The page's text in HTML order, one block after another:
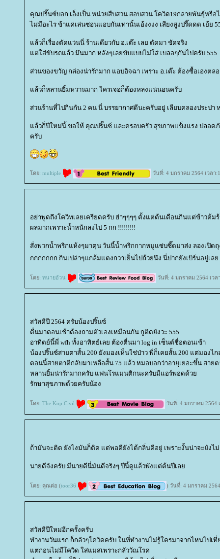
คุณปริ๊นซ์บอก เอ็งเป็น หน่วยสืบสวน สอบสวน โควิด19กลายพันธุ์หรือ
ไม่มีอะไร ข้าแค่เล่นซ่อนแอบกันเท่านั้นเอ้งงงง เสียงสูงปรี๊ดดด เย้ย
ล้วก็เรื่องตัดแว่นนี่ ร้านเดียวกับ อ.เต๊ะ เลย ตัดมา ชัดจริง
ต่ใส่ขับรถแล้ว มึนมาก หลังๆเลยขับแบบไม่ใส่ เบลอๆกันไปครับ 555
ส่วนของขวัญ กล่องน่ารักมาก แอบอิจฉา เพราะ อ.เต๊ะ ต้องซื้อเองต
ล้วก็หลานยิ้มหวานมาก ใครเจอก็ต้องหลงแน่นอนครับ
ส่วนร้านที่ไปกินกัน 2 คน นี่ บรรยากาศดีนะครับอยู่ เลียบคลองประปา
ล้วก็ปีใหม่นี้ ขอให้ คุณปริ๊นซ์ และครอบครัว สุขภาพแข็งแรง ปลอดภั
ครับ
ดย: multiple วันที่: 4 มกราคม 2564 เวลา
อย่าพูดถึงโควิทเลยเครียดครับ ฮ่าๆๆๆๆ ตั้งแต่ต้นเดือนกินแต่ข้าวต้ม
ผลมากเพราะน้ำหนักลงไป 5 กก !!!!!!!!!
สั่งพวกน้ำพริกแห้งๆมาตุน วันนี้น้ำพริกกากหมูแซ่บซี๊ดมาส่ง ลองเปิด
กกกกกกก กินเปล่าๆแกล้มแตงกวาเย็นไปถ้วยนึง นี่ปากยังเบิร์นอยู่เล
ดย: ทนายอ้วน วันที่: 4 มกราคม 2564 เวล
สวัสดีปี 2564 ครับน้องปริ๊นซ์
ตื่นมาตอนเช้าต้องถามตัวเองเหมือนกัน กูติดยังวะ 555
อาทิตย์นี้พี่ wfh ทั้งอาทิตย์เลย ต้องตื่นมา log in เซ็นต์ชื่อตอนเช้า
น้องปริ๊นซ์สายตาสั้น 200 ยังมองเห็นใช่ป่าว พี่ก็เคยสั้น 200 แต่มองไ
ตอนนี้สายตาตีกลับมาเหลือสั้น 75 แล้ว หมอบอกว่าอายุเยอะขึ้น สาย
หลานยิ้มน่ารักมากครับ แฟนโรแมนติกนะครับมีแอร์พอดด้ว
รักษาสุขภาพด้วยครับน้อง
ดย: The Kop Civil วันที่: 4 มกราคม 2564
ถ้ามันจะติด ยังไงมันก็ติด แต่พอดียังได้กลิ่นดีอยู่ เพราะงั้นน่าจะยังไ
นายดีจังครับ มีนายดีนี่มันดีจริงๆ ปีนี้ดูแล้วพังแต่ต้นปีเล
ดย: คุณต่อ (toor36 ) วันที่: 4 มกราคม
สวัสดีปีใหม่อีกครั้งครับ
ทำงานวันแรก ก็กลัวๆโควิดครับ ในที่ทำงานไม่รู้ใครมาจากไหนไปเที่
ต่ก่อนไม่มีโควิด ใส่แมสเพราะกลัววัณโรค